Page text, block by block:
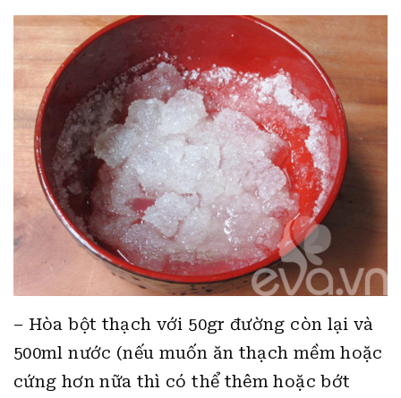
– Hòa bột thạch với 50gr đường còn lại và
500ml nước (nếu muốn ăn thạch mềm hoặc
cứng hơn nữa thì có thể thêm hoặc bớt